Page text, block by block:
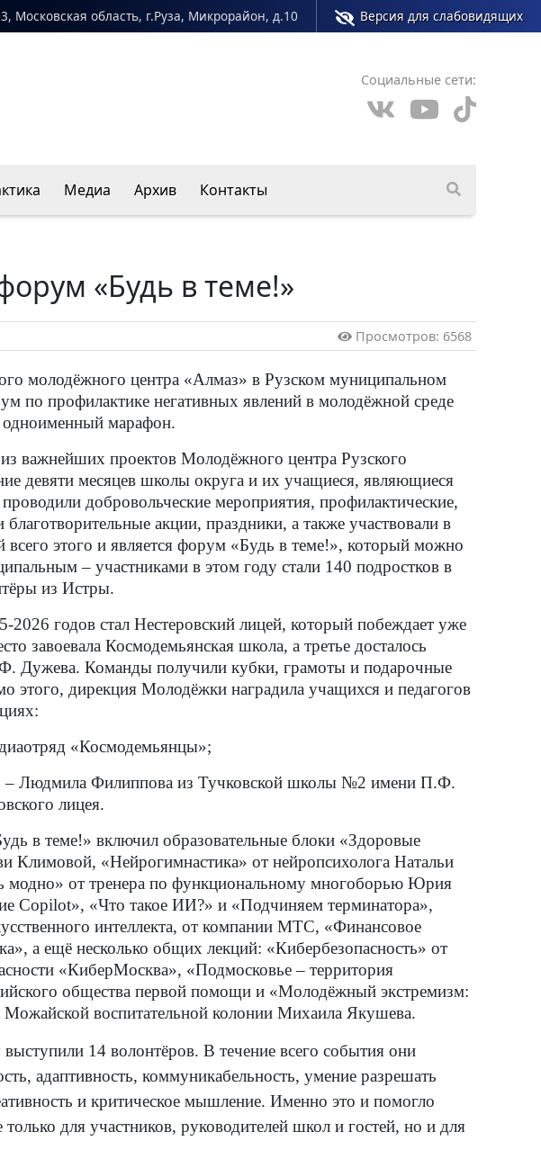
Московская область, г.Руза, Микрорайон, д.10 Версия для слабовидящих
Социальные сети:
Медиа Архив Контакты
«Будь в теме!»
Просмотров: 6568
молодёжного центра «Алмаз» в Рузском муниципальном
по профилактике негативных явлений в молодёжной среде
одноименный марафон.
важнейших проектов Молодёжного центра Рузского
девяти месяцев школы округа и их учащиеся, являющиеся
добровольческие мероприятия, профилактические,
благотворительные акции, праздники, а также участвовали в
этого и является форум «Будь в теме!», который можно
– участниками в этом году стали 140 подростков в
из Истры.
2026 годов стал Нестеровский лицей, который побеждает уже
завоевала Космодемьянская школа, а третье досталось
Дужева. Команды получили кубки, грамоты и подарочные
этого, дирекция Молодёжки наградила учащихся и педагогов
«Космодемьянцы»;
– Людмила Филиппова из Тучковской школы №2 имени П.Ф.
лицея.
в теме!» включил образовательные блоки «Здоровые
Климовой, «Нейрогимнастика» от нейропсихолога Натальи
от тренера по функциональному многоборью Юрия
Copilot», «Что такое ИИ?» и «Подчиняем терминатора»,
интеллекта, от компании МТС, «Финансовое
а ещё несколько общих лекций: «Кибербезопасность» от
«КиберМосква», «Подмосковье – территория
общества первой помощи и «Молодёжный экстремизм:
Можайской воспитательной колонии Михаила Якушева.
14 волонтёров. В течение всего события они
адаптивность, коммуникабельность, умение разрешать
и критическое мышление. Именно это и помогло
для участников, руководителей школ и гостей, но и для